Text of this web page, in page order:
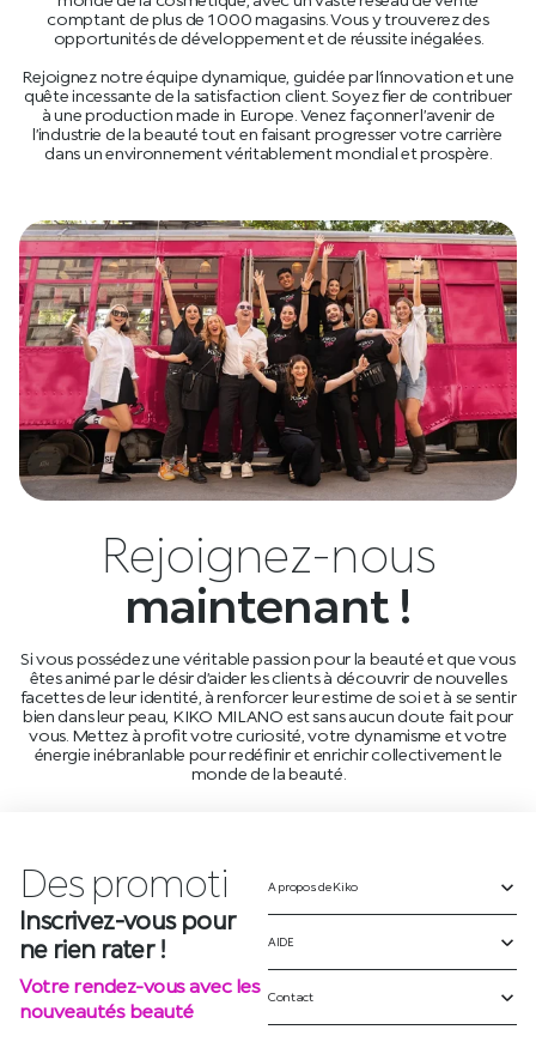
comptant de plus de 1 000 magasins. Vous y trouverez des
opportunités de développement et de réussite inégalées.
Rejoignez notre équipe dynamique, guidée par l’innovation et une
quête incessante de la satisfaction client. Soyez fier de contribuer
à une production made in Europe. Venez façonner l’avenir de
l’industrie de la beauté tout en faisant progresser votre carrière
dans un environnement véritablement mondial et prospère.
Rejoignez-nous
maintenant !
Si vous possédez une véritable passion pour la beauté et que vous
êtes animé par le désir d’aider les clients à découvrir de nouvelles
facettes de leur identité, à renforcer leur estime de soi et à se sentir
bien dans leur peau, KIKO MILANO est sans aucun doute fait pour
vous. Mettez à profit votre curiosité, votre dynamisme et votre
énergie inébranlable pour redéfinir et enrichir collectivement le
monde de la beauté.
Des
promotion
Inscrivez-vous pour
ne rien rater !
A propos de Kiko
AIDE
Contact